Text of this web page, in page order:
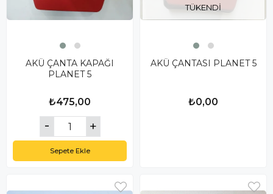
AKÜ ÇANTA KAPAĞI
PLANET 5
₺475,00
Sepete Ekle
TÜKENDI
AKÜ ÇANTASI PLANET 5
₺0,00